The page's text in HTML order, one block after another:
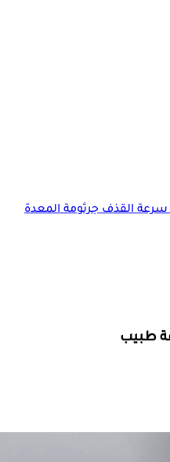
سرعة القذفجرثومة المعدة
طبيب